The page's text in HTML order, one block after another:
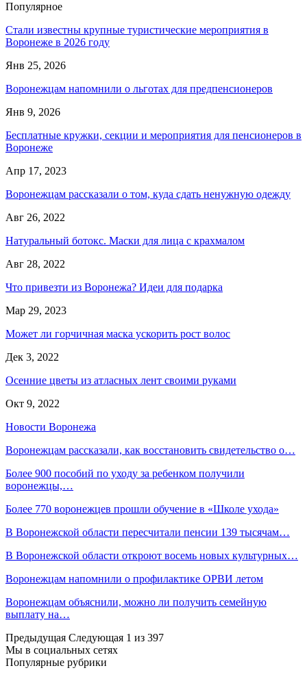
Популярное
Стали известны крупные туристические мероприятия в
Воронеже в 2026 году
Янв 25, 2026
Воронежцам напомнили о льготах для предпенсионеров
Янв 9, 2026
Бесплатные кружки, секции и мероприятия для пенсионеров в
Воронеже
Апр 17, 2023
Воронежцам рассказали о том, куда сдать ненужную одежду
Авг 26, 2022
Натуральный ботокс. Маски для лица с крахмалом
Авг 28, 2022
Что привезти из Воронежа? Идеи для подарка
Мар 29, 2023
Может ли горчичная маска ускорить рост волос
Дек 3, 2022
Осенние цветы из атласных лент своими руками
Окт 9, 2022
Новости Воронежа
Воронежцам рассказали, как восстановить свидетельство о…
Более 900 пособий по уходу за ребенком получили
воронежцы,…
Более 770 воронежцев прошли обучение в «Школе ухода»
В Воронежской области пересчитали пенсии 139 тысячам…
В Воронежской области откроют восемь новых культурных…
Воронежцам напомнили о профилактике ОРВИ летом
Воронежцам объяснили, можно ли получить семейную
выплату на…
Предыдущая Следующая 1 из 397
Мы в социальных сетях
Популярные рубрики